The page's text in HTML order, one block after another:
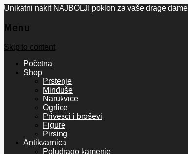
Unikatni nakit NAJBOLJI poklon za vaše drage dame
Menu
Skip to content
Početna
Shop
Prstenje
Minđuše
Narukvice
Ogrlice
Privesci i broševi
Figure
Pirsing
Antikvarnica
Poludrago kamenje